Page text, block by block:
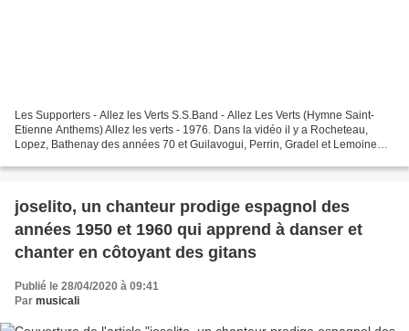
Les Supporters - Allez les Verts S.S.Band - Allez Les Verts (Hymne Saint-
Etienne Anthems) Allez les verts - 1976. Dans la vidéo il y a Rocheteau,
Lopez, Bathenay des années 70 et Guilavogui, Perrin, Gradel et Lemoine
joselito, un chanteur prodige espagnol des
années 1950 et 1960 qui apprend à danser et
chanter en côtoyant des gitans
Publié le 28/04/2020 à 09:41
Par musicali